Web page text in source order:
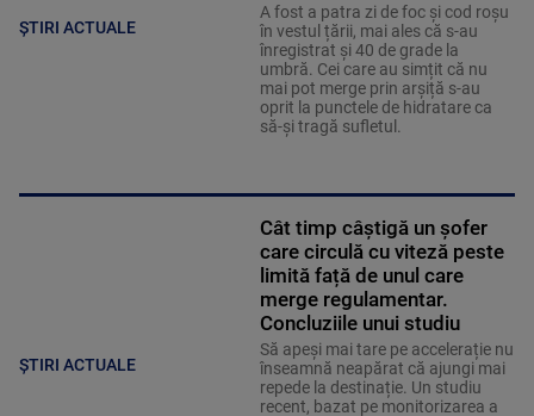
ȘTIRI ACTUALE
A fost a patra zi de foc și cod roșu
în vestul țării, mai ales că s-au
înregistrat și 40 de grade la
umbră. Cei care au simțit că nu
mai pot merge prin arșiță s-au
oprit la punctele de hidratare ca
să-și tragă sufletul.
ȘTIRI ACTUALE
Cât timp câștigă un șofer
care circulă cu viteză peste
limită față de unul care
merge regulamentar.
Concluziile unui studiu
Să apeși mai tare pe accelerație nu
înseamnă neapărat că ajungi mai
repede la destinație. Un studiu
recent, bazat pe monitorizarea a